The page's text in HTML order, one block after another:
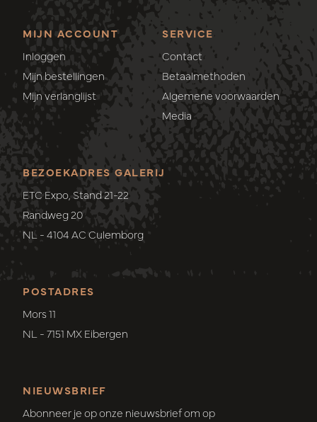
MIJN ACCOUNT
Inloggen
Mijn bestellingen
Mijn verlanglijst
SERVICE
Contact
Betaalmethoden
Algemene voorwaarden
Media
POSTADRES
Mors 11
NL - 7151 MX Eibergen
BEZOEKADRES GALERIJ
ETC Expo, Stand 21-22
Randweg 20
NL - 4104 AC Culemborg
NIEUWSBRIEF
Abonneer je op onze nieuwsbrief om op